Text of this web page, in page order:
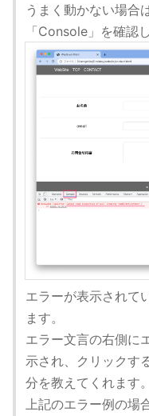
うまく動かない場合
「Console」を確認
エラーが表示されて
ます。
エラー文言の右側に
示され、クリックす
分を教えてくれます。
上記のエラー例の場